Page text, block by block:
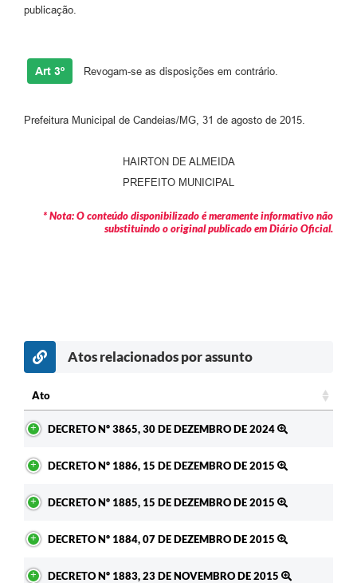
REMUME
Contratos
PNAB - CICLO 2
Prestação de Contas Secretaria de Educação
publicação.
Art 3º Revogam-se as disposições em contrário.
Prefeitura Municipal de Candeias/MG, 31 de agosto de 2015.
HAIRTON DE ALMEIDA
PREFEITO MUNICIPAL
* Nota: O conteúdo disponibilizado é meramente informativo não
substituindo o original publicado em Diário Oficial.
Atos relacionados por assunto
Ato
DECRETO Nº 3865, 30 DE DEZEMBRO DE 2024
DECRETO Nº 1886, 15 DE DEZEMBRO DE 2015
DECRETO Nº 1885, 15 DE DEZEMBRO DE 2015
DECRETO Nº 1884, 07 DE DEZEMBRO DE 2015
DECRETO Nº 1883, 23 DE NOVEMBRO DE 2015